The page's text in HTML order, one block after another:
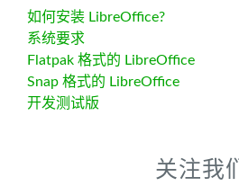
如何安装 LibreOffice?
系统要求
Flatpak 格式的 LibreOffice
Snap 格式的 LibreOffice
开发测试版
关注我们